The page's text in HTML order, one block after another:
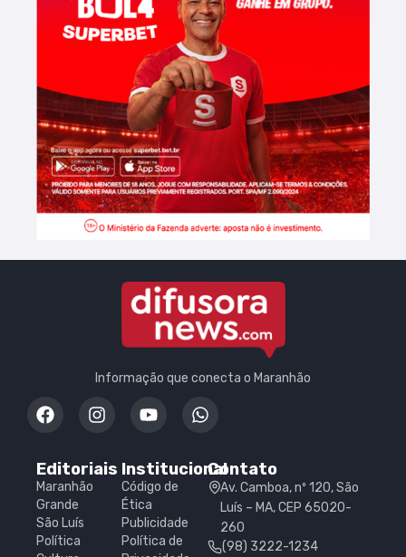
Informação que conecta o Maranhão
Editoriais
Maranhão
Grande
São Luís
Política
Institucional
Código de
Ética
Publicidade
Política de
Contato
Av. Camboa, nº 120, São
Luís – MA, CEP 65020-
260
(98) 3222-1234